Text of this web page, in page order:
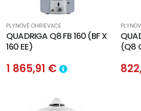
PLYNOVÉ OHRIEVAČE
QUADRIGA Q8 FB 160 (BF X
160 EE)
1 865,91 €
(Q8